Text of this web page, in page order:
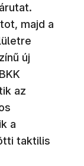
majd a
új
az
a
taktilis